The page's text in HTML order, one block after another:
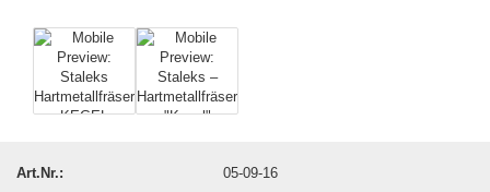
Art.Nr.:
05-09-16